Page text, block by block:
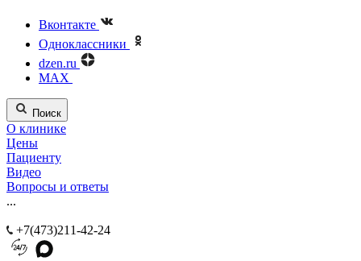
Вконтакте
Одноклассники
dzen.ru
MAX
Поиск
О клинике
Цены
Пациенту
Видео
Вопросы и ответы
...
+7(473)211-42-24